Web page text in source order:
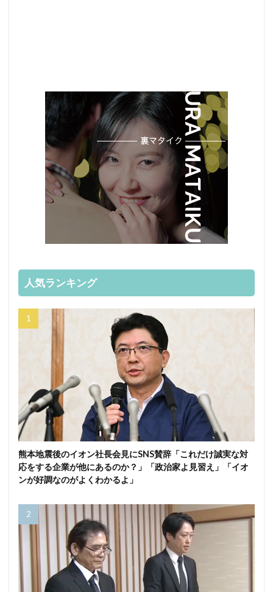
人気ランキング
熊本地震後のイオン社長会見にSNS賛辞「これだけ誠実な対
応をする企業が他にあるのか？」「政治家よ見習え」「イオ
ンが好調なのがよくわかるよ」